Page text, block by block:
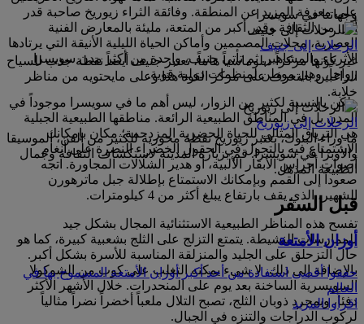
على معرفة المزيد عن المنطقة. وفائقة الثراء زيوريخ صاحبة قدر
أقل من الثقافة وقدر أكبر من المتعة، مليئة بالمعارض الفنية
العصرية، محلات المصممين وأماكن الحياة الليلية الأنيقة التي يرتادها
الأثرياء والمشاهير. ثم تأتي جنيف، واحدة من أكثر مدن سويسرا
رواجاً، وهي موطن لمنظمات دولية قوية.
ولكن بالنسبة لكثير من الزوار، ليس أهم ما في سويسرا موجوداً في
المدن بل في المناطق الطبيعية الرائعة. مناطقها الطبيعية الجبلية
هي الترياق المثالي للحياة الحضرية المزدحمة؛ مكان بإمكانك
الاستمتاع فيه بالتجول في الحقول الخضراء النضرة على أنغام
أصوات أجراس الأبقار الألبية، أو هدير الشلالات المجاورة. اتجه
صعوداً إلى القمم وبإمكانك الاستمتاع بإطلالة جبل ماترهورن
الشهير، الذي يقف بارتفاع يبلغ أكثر من 4 كيلومترات.
تفسح هذه المناظر الطبيعية الاستثنائية المجال بشكل جيد
للممارسات النشيطة. يتمتع التزلج على الثلج بشعبية كبيرة، كما هو
حال التزحلق على الجليد والمنزلقة المناسبة للأسرة بشكل أكبر.
بالإضافة إلى ذلك، لا شيء يمكنه التغلب على كوب من الشوكولا
السويسرية الساخنة بعد يوم على المنحدرات. خلال الأشهر الأكثر
دفئاً، وبمجرد ذوبان الثلج، تصبح التلال ملعباً أخضراً نضراً مثالياً
لركوب الدراجات والتنزه في الجبال.
وجهاتنا في سويسرا
الرحلات إلى جنيف
غير كونها مركزاً دبلوماسياً هاماً، تعتبر جنيف أيضاً نقطة جذب للسياح
الراغبين بالتعرف على مركز القوة هذا وعلى مايحتويه من مناظر
خلابة.
الرحلات إلى زيوريخ
ما وراء البنوك، تعتبر زيوريخ نقطة محورية للكثير من الفن، الموسيقا
والأوبرا في سويسرا. قم بزيارة المدينة لاستكشاف الثقافة وجمال
الطبيعة المذهل.
قبل السفر
أوزان الأمتعة
حققوا أقصى استفادة من أحد أكبر أوزان الأمتعة المسموح بها في
العالم
اقرأوا المزيد